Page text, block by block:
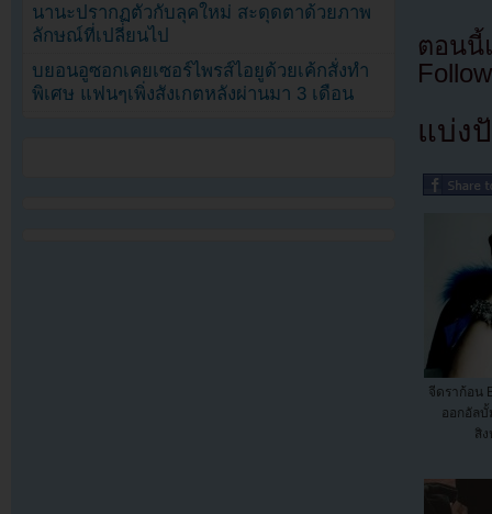
ตอนนี้
แบ่ง
จีดราก้อน
ออกอัลบั้
สิ
นานะปรากฏตัวกับลุคใหม่ สะดุดตาด้วยภาพ
ลักษณ์ที่เปลี่ยนไป
บยอนอูซอกเคยเซอร์ไพรส์ไอยูด้วยเค้กสั่งทำ
พิเศษ แฟนๆเพิ่งสังเกตหลังผ่านมา 3 เดือน